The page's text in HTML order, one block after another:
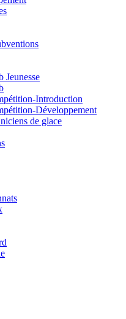
Jeunesse
Introduction
Développement
de glace